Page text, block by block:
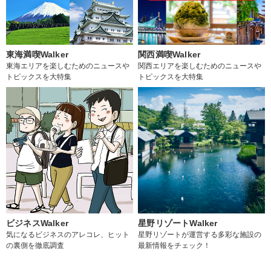
東海満喫Walker
東海エリアを楽しむためのニュースや
トピックスを大特集
関西満喫Walker
関西エリアを楽しむためのニュースや
トピックスを大特集
ビジネスWalker
気になるビジネスのアレコレ、ヒット
の裏側を徹底調査
星野リゾートWalker
星野リゾートが運営する多彩な施設の
最新情報をチェック！